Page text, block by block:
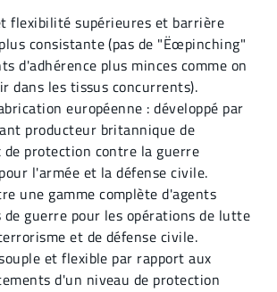
flexibilité supérieures et barrière
consistante (pas de "Ëœpinching"
d'adhérence plus minces comme on
dans les tissus concurrents).
européenne : développé par
producteur britannique de
de protection contre la guerre
l'armée et la défense civile.
une gamme complète d'agents
de guerre pour les opérations de lutte
et de défense civile.
et flexible par rapport aux
d'un niveau de protection